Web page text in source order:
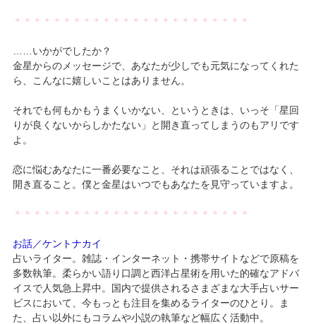
＊＊＊＊＊＊＊＊＊＊＊＊＊＊＊＊＊＊＊＊＊＊＊＊
……いかがでしたか？
金星からのメッセージで、あなたが少しでも元気になってくれた
ら、こんなに嬉しいことはありません。
それでも何もかもうまくいかない、というときは、いっそ「星回
りが良くないからしかたない」と開き直ってしまうのもアリです
よ。
恋に悩むあなたに一番必要なこと、それは頑張ることではなく、
開き直ること。僕と金星はいつでもあなたを見守っていますよ。
＊＊＊＊＊＊＊＊＊＊＊＊＊＊＊＊＊＊＊＊＊＊＊＊
お話／ケントナカイ
占いライター。雑誌・インターネット・携帯サイトなどで原稿を
多数執筆。柔らかい語り口調と西洋占星術を用いた的確なアドバ
イスで人気急上昇中。国内で提供されるさまざまな大手占いサー
ビスにおいて、今もっとも注目を集めるライターのひとり。ま
た、占い以外にもコラムや小説の執筆など幅広く活動中。